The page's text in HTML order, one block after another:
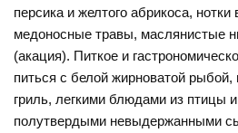
персика и желтого абрикоса, нотки
медоносные травы, маслянистые
(акация). Питкое и
питься с белой жирноватой
гриль, легкими блюдами из птицы
полутвердыми невыдержанными